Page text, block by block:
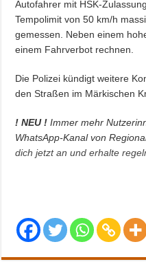
Autofahrer mit HSK-
Tempolimit von 50 km/h
gemessen. Neben einem
einem Fahrverbot rechnen.
Die Polizei kündigt weitere
den Straßen im Märkischen
! NEU ! Immer mehr
WhatsApp-Kanal von
dich jetzt an und erhalte